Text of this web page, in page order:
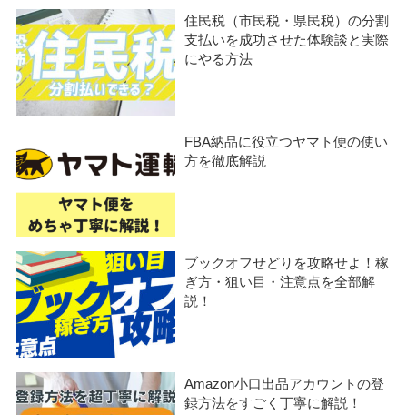
住民税（市民税・県民税）の分割
支払いを成功させた体験談と実際
にやる方法
FBA納品に役立つヤマト便の使い
方を徹底解説
ブックオフせどりを攻略せよ！稼
ぎ方・狙い目・注意点を全部解
説！
Amazon小口出品アカウントの登
録方法をすごく丁寧に解説！